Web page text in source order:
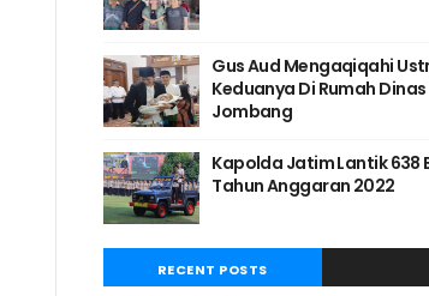
Gus Aud Mengaqiqahi
Keduanya Di Rumah
Jombang
Kapolda Jatim Lantik 638
Tahun Anggaran 2022
RECENT POSTS